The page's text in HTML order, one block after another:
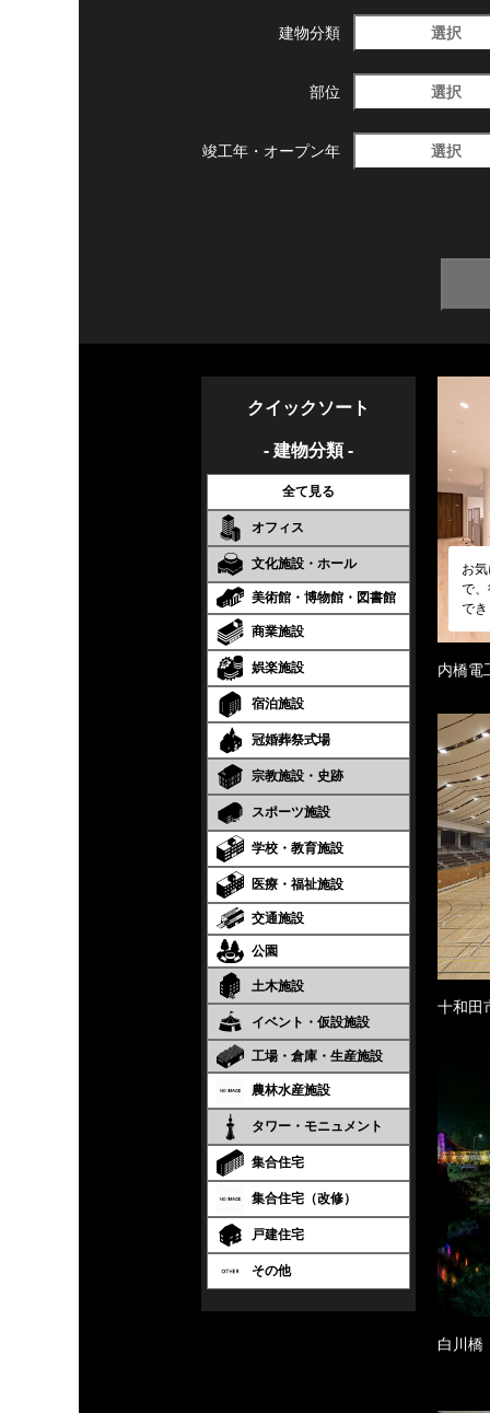
建物分類 選択
部位 選択
竣工年・ オープン年 選択
クイックソート
- 建物分類 -
全て見る
オフィス
文化施設・ホール
美術館・博物館・図書館
商業施設
娯楽施設
宿泊施設
冠婚葬祭式場
宗教施設・史跡
スポーツ施設
学校・教育施設
医療・福祉施設
交通施設
公園
土木施設
イベント・仮設施設
工場・倉庫・生産施設
農林水産施設
タワー・モニュメント
集合住宅
集合住宅（改修）
戸建住宅
その他
お
で
で
内橋電
十和田
白川橋